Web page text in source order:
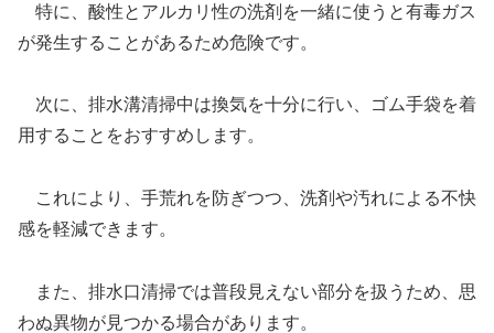
特に、酸性とアルカリ性の洗剤を一緒に使うと有毒ガス
が発生することがあるため危険です。
次に、排水溝清掃中は換気を十分に行い、ゴム手袋を着
用することをおすすめします。
これにより、手荒れを防ぎつつ、洗剤や汚れによる不快
感を軽減できます。
また、排水口清掃では普段見えない部分を扱うため、思
わぬ異物が見つかる場合があります。